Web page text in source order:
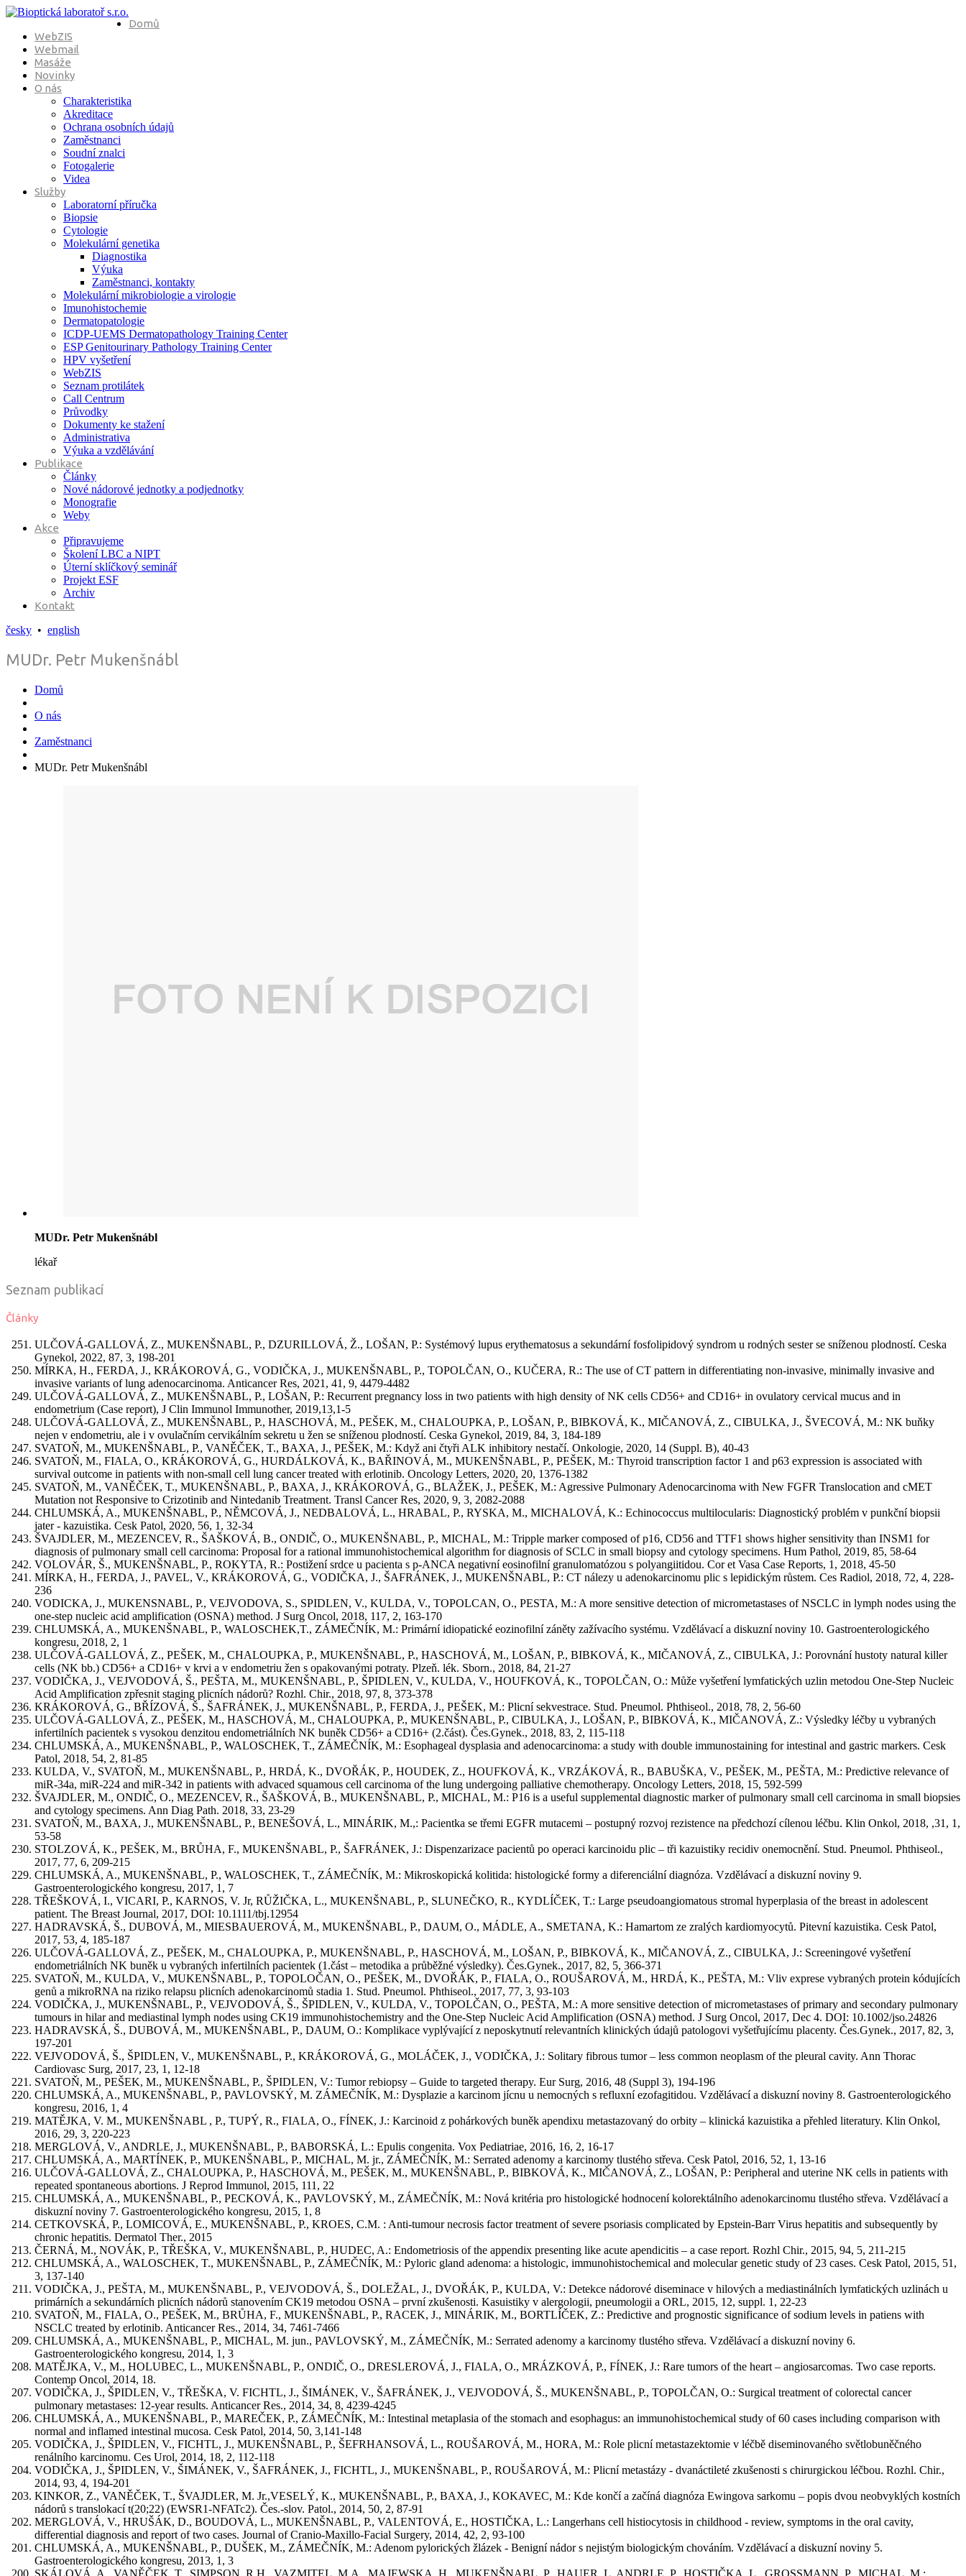
Domů
WebZIS
Webmail
Masáže
Novinky
O nás
Charakteristika
Akreditace
Ochrana osobních údajů
Zaměstnanci
Soudní znalci
Fotogalerie
Videa
Služby
Laboratorní příručka
Biopsie
Cytologie
Molekulární genetika
Diagnostika
Výuka
Zaměstnanci, kontakty
Molekulární mikrobiologie a virologie
Imunohistochemie
Dermatopatologie
ICDP-UEMS Dermatopathology Training Center
ESP Genitourinary Pathology Training Center
HPV vyšetření
WebZIS
Seznam protilátek
Call Centrum
Průvodky
Dokumenty ke stažení
Administrativa
Výuka a vzdělávání
Publikace
Články
Nové nádorové jednotky a podjednotky
Monografie
Weby
Akce
Připravujeme
Školení LBC a NIPT
Úterní sklíčkový seminář
Projekt ESF
Archiv
Kontakt
česky • english
MUDr. Petr Mukenšnábl
Domů
O nás
Zaměstnanci
MUDr. Petr Mukenšnábl
MUDr. Petr Mukenšnábl
lékař
Seznam publikací
Články
ULČOVÁ-GALLOVÁ, Z., MUKENŠNABL, P., DZURILLOVÁ, Ž., LOŠAN, P.: Systémový lupus erythematosus a sekundární fosfolipidový syndrom u rodných sester se sníženou plodností. Ceska
Gynekol, 2022, 87, 3, 198-201
MÍRKA, H., FERDA, J., KRÁKOROVÁ, G., VODIČKA, J., MUKENŠNABL, P., TOPOLČAN, O., KUČERA, R.: The use of CT pattern in differentiating non-invasive, minimally invasive and
invasive variants of lung adenocarcinoma. Anticancer Res, 2021, 41, 9, 4479-4482
ULČOVÁ-GALLOVÁ, Z., MUKENŠNABL, P., LOŠAN, P.: Recurrent pregnancy loss in two patients with high density of NK cells CD56+ and CD16+ in ovulatory cervical mucus and in
endometrium (Case report), J Clin Immunol Immunother, 2019,13,1-5
ULČOVÁ-GALLOVÁ, Z., MUKENŠNABL, P., HASCHOVÁ, M., PEŠEK, M., CHALOUPKA, P., LOŠAN, P., BIBKOVÁ, K., MIČANOVÁ, Z., CIBULKA, J., ŠVECOVÁ, M.: NK buňky
nejen v endometriu, ale i v ovulačním cervikálním sekretu u žen se sníženou plodností. Ceska Gynekol, 2019, 84, 3, 184-189
SVATOŇ, M., MUKENŠNABL, P., VANĚČEK, T., BAXA, J., PEŠEK, M.: Když ani čtyři ALK inhibitory nestačí. Onkologie, 2020, 14 (Suppl. B), 40-43
SVATOŇ, M., FIALA, O., KRÁKOROVÁ, G., HURDÁLKOVÁ, K., BAŘINOVÁ, M., MUKENŠNABL, P., PEŠEK, M.: Thyroid transcription factor 1 and p63 expression is associated with
survival outcome in patients with non-small cell lung cancer treated with erlotinib. Oncology Letters, 2020, 20, 1376-1382
SVATOŇ, M., VANĚČEK, T., MUKENŠNABL, P., BAXA, J., KRÁKOROVÁ, G., BLAŽEK, J., PEŠEK, M.: Agressive Pulmonary Adenocarcinoma with New FGFR Translocation and cMET
Mutation not Responsive to Crizotinib and Nintedanib Treatment. Transl Cancer Res, 2020, 9, 3, 2082-2088
CHLUMSKÁ, A., MUKENŠNABL, P., NĚMCOVÁ, J., NEDBALOVÁ, L., HRABAL, P., RYSKA, M., MICHALOVÁ, K.: Echinococcus multilocularis: Diagnostický problém v punkční biopsii
jater - kazuistika. Cesk Patol, 2020, 56, 1, 32-34
ŠVAJDLER, M., MEZENCEV, R., ŠAŠKOVÁ, B., ONDIČ, O., MUKENŠNABL, P., MICHAL, M.: Tripple marker composed of p16, CD56 and TTF1 shows higher sensitivity than INSM1 for
diagnosis of pulmonary small cell carcinoma: Proposal for a rational immunohistochemical algorithm for diagnosis of SCLC in small biopsy and cytology specimens. Hum Pathol, 2019, 85, 58-64
VOLOVÁR, Š., MUKENŠNABL, P., ROKYTA, R.: Postižení srdce u pacienta s p-ANCA negativní eosinofilní granulomatózou s polyangiitidou. Cor et Vasa Case Reports, 1, 2018, 45-50
MÍRKA, H., FERDA, J., PAVEL, V., KRÁKOROVÁ, G., VODIČKA, J., ŠAFRÁNEK, J., MUKENŠNABL, P.: CT nálezy u adenokarcinomu plic s lepidickým růstem. Ces Radiol, 2018, 72, 4, 228-
236
VODICKA, J., MUKENSNABL, P., VEJVODOVA, S., SPIDLEN, V., KULDA, V., TOPOLCAN, O., PESTA, M.: A more sensitive detection of micrometastases of NSCLC in lymph nodes using the
one-step nucleic acid amplification (OSNA) method. J Surg Oncol, 2018, 117, 2, 163-170
CHLUMSKÁ, A., MUKENŠNABL, P., WALOSCHEK,T., ZÁMEČNÍK, M.: Primární idiopatické eozinofilní záněty zažívacího systému. Vzdělávací a diskuzní noviny 10. Gastroenterologického
kongresu, 2018, 2, 1
ULČOVÁ-GALLOVÁ, Z., PEŠEK, M., CHALOUPKA, P., MUKENŠNABL, P., HASCHOVÁ, M., LOŠAN, P., BIBKOVÁ, K., MIČANOVÁ, Z., CIBULKA, J.: Porovnání hustoty natural killer
cells (NK bb.) CD56+ a CD16+ v krvi a v endometriu žen s opakovanými potraty. Plzeň. lék. Sborn., 2018, 84, 21-27
VODIČKA, J., VEJVODOVÁ, Š., PEŠTA, M., MUKENŠNABL, P., ŠPIDLEN, V., KULDA, V., HOUFKOVÁ, K., TOPOLČAN, O.: Může vyšetření lymfatických uzlin metodou One-Step Nucleic
Acid Amplification zpřesnit staging plicních nádorů? Rozhl. Chir., 2018, 97, 8, 373-378
KRÁKOROVÁ, G., BŘÍZOVÁ, Š., ŠAFRÁNEK, J., MUKENŠNABL, P., FERDA, J., PEŠEK, M.: Plicní sekvestrace. Stud. Pneumol. Phthiseol., 2018, 78, 2, 56-60
ULČOVÁ-GALLOVÁ, Z., PEŠEK, M., HASCHOVÁ, M., CHALOUPKA, P., MUKENŠNABL, P., CIBULKA, J., LOŠAN, P., BIBKOVÁ, K., MIČANOVÁ, Z.: Výsledky léčby u vybraných
infertilních pacientek s vysokou denzitou endometriálních NK buněk CD56+ a CD16+ (2.část). Čes.Gynek., 2018, 83, 2, 115-118
CHLUMSKÁ, A., MUKENŠNABL, P., WALOSCHEK, T., ZÁMEČNÍK, M.: Esophageal dysplasia and adenocarcinoma: a study with double immunostaining for intestinal and gastric markers. Cesk
Patol, 2018, 54, 2, 81-85
KULDA, V., SVATOŇ, M., MUKENŠNABL, P., HRDÁ, K., DVOŘÁK, P., HOUDEK, Z., HOUFKOVÁ, K., VRZÁKOVÁ, R., BABUŠKA, V., PEŠEK, M., PEŠTA, M.: Predictive relevance of
miR-34a, miR-224 and miR-342 in patients with advaced squamous cell carcinoma of the lung undergoing palliative chemotherapy. Oncology Letters, 2018, 15, 592-599
ŠVAJDLER, M., ONDIČ, O., MEZENCEV, R., ŠAŠKOVÁ, B., MUKENŠNABL, P., MICHAL, M.: P16 is a useful supplemental diagnostic marker of pulmonary small cell carcinoma in small biopsies
and cytology specimens. Ann Diag Path. 2018, 33, 23-29
SVATOŇ, M., BAXA, J., MUKENŠNABL, P., BENEŠOVÁ, L., MINÁRIK, M.,: Pacientka se třemi EGFR mutacemi – postupný rozvoj rezistence na předchozí cílenou léčbu. Klin Onkol, 2018, ,31, 1,
53-58
STOLZOVÁ, K., PEŠEK, M., BRŮHA, F., MUKENŠNABL, P., ŠAFRÁNEK, J.: Dispenzarizace pacientů po operaci karcinoidu plic – tři kazuistiky recidiv onemocnění. Stud. Pneumol. Phthiseol.,
2017, 77, 6, 209-215
CHLUMSKÁ, A., MUKENŠNABL, P., WALOSCHEK, T., ZÁMEČNÍK, M.: Mikroskopická kolitida: histologické formy a diferenciální diagnóza. Vzdělávací a diskuzní noviny 9.
Gastroenterologického kongresu, 2017, 1, 7
TŘEŠKOVÁ, I., VICARI, P., KARNOS, V. Jr, RŮŽIČKA, L., MUKENŠNABL, P., SLUNEČKO, R., KYDLÍČEK, T.: Large pseudoangiomatous stromal hyperplasia of the breast in adolescent
patient. The Breast Journal, 2017, DOI: 10.1111/tbj.12954
HADRAVSKÁ, Š., DUBOVÁ, M., MIESBAUEROVÁ, M., MUKENŠNABL, P., DAUM, O., MÁDLE, A., SMETANA, K.: Hamartom ze zralých kardiomyocytů. Pitevní kazuistika. Cesk Patol,
2017, 53, 4, 185-187
ULČOVÁ-GALLOVÁ, Z., PEŠEK, M., CHALOUPKA, P., MUKENŠNABL, P., HASCHOVÁ, M., LOŠAN, P., BIBKOVÁ, K., MIČANOVÁ, Z., CIBULKA, J.: Screeningové vyšetření
endometriálních NK buněk u vybraných infertilních pacientek (1.část – metodika a průběžné výsledky). Čes.Gynek., 2017, 82, 5, 366-371
SVATOŇ, M., KULDA, V., MUKENŠNABL, P., TOPOLOČAN, O., PEŠEK, M., DVOŘÁK, P., FIALA, O., ROUŠAROVÁ, M., HRDÁ, K., PEŠTA, M.: Vliv exprese vybraných protein kódujících
genů a mikroRNA na riziko relapsu plicních adenokarcinomů stadia 1. Stud. Pneumol. Phthiseol., 2017, 77, 3, 93-103
VODIČKA, J., MUKENŠNABL, P., VEJVODOVÁ, Š., ŠPIDLEN, V., KULDA, V., TOPOLČAN, O., PEŠTA, M.: A more sensitive detection of micrometastases of primary and secondary pulmonary
tumours in hilar and mediastinal lymph nodes using CK19 immunohistochemistry and the One-Step Nucleic Acid Amplification (OSNA) method. J Surg Oncol, 2017, Dec 4. DOI: 10.1002/jso.24826
HADRAVSKÁ, Š., DUBOVÁ, M., MUKENŠNABL, P., DAUM, O.: Komplikace vyplývající z neposkytnutí relevantních klinických údajů patologovi vyšetřujícímu placenty. Čes.Gynek., 2017, 82, 3,
197-201
VEJVODOVÁ, Š., ŠPIDLEN, V., MUKENŠNABL, P., KRÁKOROVÁ, G., MOLÁČEK, J., VODIČKA, J.: Solitary fibrous tumor – less common neoplasm of the pleural cavity. Ann Thorac
Cardiovasc Surg, 2017, 23, 1, 12-18
SVATOŇ, M., PEŠEK, M., MUKENŠNABL, P., ŠPIDLEN, V.: Tumor rebiopsy – Guide to targeted therapy. Eur Surg, 2016, 48 (Suppl 3), 194-196
CHLUMSKÁ, A., MUKENŠNABL, P., PAVLOVSKÝ, M. ZÁMEČNÍK, M.: Dysplazie a karcinom jícnu u nemocných s refluxní ezofagitidou. Vzdělávací a diskuzní noviny 8. Gastroenterologického
kongresu, 2016, 1, 4
MATĚJKA, V. M., MUKENŠNABL , P., TUPÝ, R., FIALA, O., FÍNEK, J.: Karcinoid z pohárkových buněk apendixu metastazovaný do orbity – klinická kazuistika a přehled literatury. Klin Onkol,
2016, 29, 3, 220-223
MERGLOVÁ, V., ANDRLE, J., MUKENŠNABL, P., BABORSKÁ, L.: Epulis congenita. Vox Pediatriae, 2016, 16, 2, 16-17
CHLUMSKÁ, A., MARTÍNEK, P., MUKENŠNABL, P., MICHAL, M. jr., ZÁMEČNÍK, M.: Serrated adenomy a karcinomy tlustého střeva. Cesk Patol, 2016, 52, 1, 13-16
ULČOVÁ-GALLOVÁ, Z., CHALOUPKA, P., HASCHOVÁ, M., PEŠEK, M., MUKENŠNABL, P., BIBKOVÁ, K., MIČANOVÁ, Z., LOŠAN, P.: Peripheral and uterine NK cells in patients with
repeated spontaneous abortions. J Reprod Immunol, 2015, 111, 22
CHLUMSKÁ, A., MUKENŠNABL, P., PECKOVÁ, K., PAVLOVSKÝ, M., ZÁMEČNÍK, M.: Nová kritéria pro histologické hodnocení kolorektálního adenokarcinomu tlustého střeva. Vzdělávací a
diskuzní noviny 7. Gastroenterologického kongresu, 2015, 1, 8
CETKOVSKÁ, P., LOMICOVÁ, E., MUKENŠNABL, P., KROES, C.M. : Anti-tumour necrosis factor treatment of severe psoriasis complicated by Epstein-Barr Virus hepatitis and subsequently by
chronic hepatitis. Dermatol Ther., 2015
ČERNÁ, M., NOVÁK, P., TŘEŠKA, V., MUKENŠNABL, P., HUDEC, A.: Endometriosis of the appendix presenting like acute apendicitis – a case report. Rozhl Chir., 2015, 94, 5, 211-215
CHLUMSKÁ, A., WALOSCHEK, T., MUKENŠNABL, P., ZÁMEČNÍK, M.: Pyloric gland adenoma: a histologic, immunohistochemical and molecular genetic study of 23 cases. Cesk Patol, 2015, 51,
3, 137-140
VODIČKA, J., PEŠTA, M., MUKENŠNABL, P., VEJVODOVÁ, Š., DOLEŽAL, J., DVOŘÁK, P., KULDA, V.: Detekce nádorové diseminace v hilových a mediastinálních lymfatických uzlinách u
primárních a sekundárních plicních nádorů stanovením CK19 metodou OSNA – první zkušenosti. Kasuistiky v alergologii, pneumologii a ORL, 2015, 12, suppl. 1, 22-23
SVATOŇ, M., FIALA, O., PEŠEK, M., BRŮHA, F., MUKENŠNABL, P., RACEK, J., MINÁRIK, M., BORTLÍČEK, Z.: Predictive and prognostic significance of sodium levels in patiens with
NSCLC treated by erlotinib. Anticancer Res., 2014, 34, 7461-7466
CHLUMSKÁ, A., MUKENŠNABL, P., MICHAL, M. jun., PAVLOVSKÝ, M., ZÁMEČNÍK, M.: Serrated adenomy a karcinomy tlustého střeva. Vzdělávací a diskuzní noviny 6.
Gastroenterologického kongresu, 2014, 1, 3
MATĚJKA, V., M., HOLUBEC, L., MUKENŠNABL, P., ONDIČ, O., DRESLEROVÁ, J., FIALA, O., MRÁZKOVÁ, P., FÍNEK, J.: Rare tumors of the heart – angiosarcomas. Two case reports.
Contemp Oncol, 2014, 18.
VODIČKA, J., ŠPIDLEN, V., TŘEŠKA, V. FICHTL, J., ŠIMÁNEK, V., ŠAFRÁNEK, J., VEJVODOVÁ, Š., MUKENŠNABL, P., TOPOLČAN, O.: Surgical treatment of colorectal cancer
pulmonary metastases: 12-year results. Anticancer Res., 2014, 34, 8, 4239-4245
CHLUMSKÁ, A., MUKENŠNABL, P., MAREČEK, P., ZÁMEČNÍK, M.: Intestinal metaplasia of the stomach and esophagus: an immunohistochemical study of 60 cases including comparison with
normal and inflamed intestinal mucosa. Cesk Patol, 2014, 50, 3,141-148
VODIČKA, J., ŠPIDLEN, V., FICHTL, J., MUKENŠNABL, P., ŠEFRHANSOVÁ, L., ROUŠAROVÁ, M., HORA, M.: Role plicní metastazektomie v léčbě diseminovaného světlobuněčného
renálního karcinomu. Ces Urol, 2014, 18, 2, 112-118
VODIČKA, J., ŠPIDLEN, V., ŠIMÁNEK, V., ŠAFRÁNEK, J., FICHTL, J., MUKENŠNABL, P., ROUŠAROVÁ, M.: Plicní metastázy - dvanáctileté zkušenosti s chirurgickou léčbou. Rozhl. Chir.,
2014, 93, 4, 194-201
KINKOR, Z., VANĚČEK, T., ŠVAJDLER, M. Jr.,VESELÝ, K., MUKENŠNABL, P., BAXA, J., KOKAVEC, M.: Kde končí a začíná diagnóza Ewingova sarkomu – popis dvou neobvyklých kostních
nádorů s translokací t(20;22) (EWSR1-NFATc2). Čes.-slov. Patol., 2014, 50, 2, 87-91
MERGLOVÁ, V., HRUŠÁK, D., BOUDOVÁ, L., MUKENŠNABL, P., VALENTOVÁ, E., HOSTIČKA, L.: Langerhans cell histiocytosis in childhood - review, symptoms in the oral cavity,
differential diagnosis and report of two cases. Journal of Cranio-Maxillo-Facial Surgery, 2014, 42, 2, 93-100
CHLUMSKÁ, A., MUKENŠNABL, P., DUŠEK, M., ZÁMEČNÍK, M.: Adenom pylorických žlázek - Benigní nádor s nejistým biologickým chováním. Vzdělávací a diskuzní noviny 5.
Gastroenterologického kongresu, 2013, 1, 3
SKÁLOVÁ, A., VANĚČEK, T., SIMPSON, R.H., VAZMITEL, M.A., MAJEWSKA, H., MUKENŠNABL, P., HAUER, L. ANDRLE, P., HOSTIČKA, L., GROSSMANN, P., MICHAL, M.: